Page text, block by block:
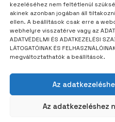
kezeléséhez nem feltétlenül
akinek azonban jogában áll
ellen. A beállítások csak erre a
webhelyre visszatérve vagy az
ADATVÉDELMI ÉS ADATKEZELÉSI
LÁTOGATÓINAK ÉS
megváltoztathatók a beállítások.
Az
Az adatkezeléshez
A Golden Boyra a